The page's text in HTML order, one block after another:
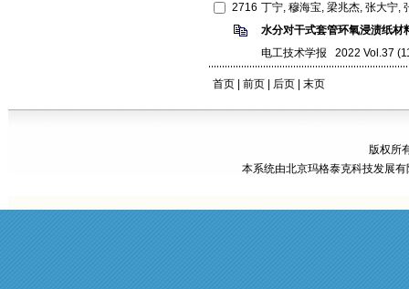
2716 丁宁, 穆海宝, 梁兆杰, 张大宁,
水分对干式套管环氧浸渍纸材
电工技术学报 2022 Vol.37
首页 | 前页 | 后页 末页
版权所
本系统由北京玛格泰克科技发展有